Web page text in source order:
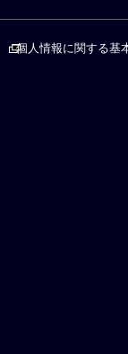
個人情報に関する基